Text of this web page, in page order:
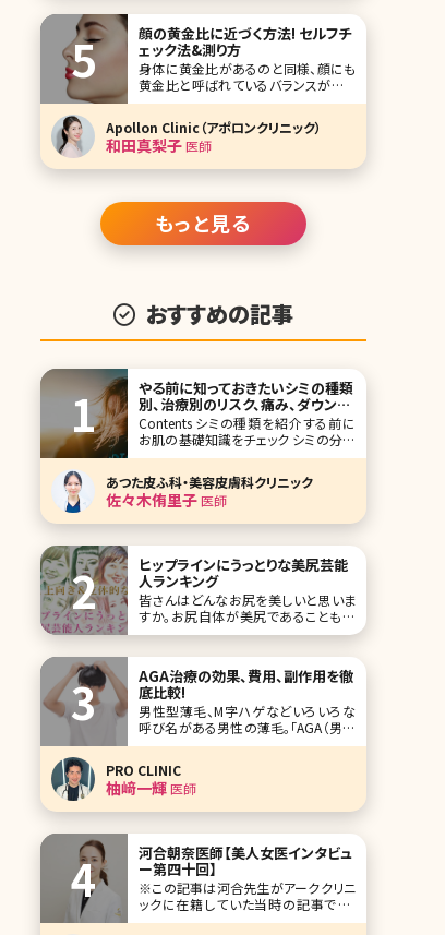
顔の黄金比に近づく方法! セルフチ
ェック法&測り方
身体に黄金比があるのと同様、顔にも
黄金比と呼ばれているバランスがあり
ます。また、それを細かく分類すると、顔
全体のバランス、パーツ位置のバラン
ス、各パーツの大きさということになり
ます。それでは、理想的な顔の黄金比に
ついて、専門家の見解を伺ってみること
イン
Apollon Clinic（アポロンクリニック）
和田真梨子医師
もっと見る
おすすめの記事
やる前に知っておきたいシミの種類
別、治療別のリスク、痛み、ダウンタ
イムを現場の経験から解説
Contents シミの種類を紹介する前に
お肌の基礎知識をチェック シミの分類
それぞれのシミに対する治療 【監修医
師からのワンポイント】シミ治療は美容
皮膚科で良く行われる治療です。しかし
安易な治療で思わぬ副反応を経験す
ることも。大切なのは一つ一つのしみ
あつた皮ふ科・美容皮膚科クリニック
佐々木侑里子医師
ヒップラインにうっとりな美尻芸能
人ランキング
皆さんはどんなお尻を美しいと思いま
すか。お尻自体が美尻であることも大
切ですが、全体的なヒップラインがきれ
ント。 日本人の尻回りは欧米の人と比
べ、骨盤の位置がやや後ろで、筋肉の
発達度が弱いため、垂れやすくぺったん
こなお尻が多いと言われています。 し
かし男性が魅
AGA治療の効果、費用、副作用を徹
底比較!
男性型薄毛、M字ハゲなどいろいろな
呼び名がある男性の薄毛。「AGA（男性
型薄毛）は治療できます」というCMを見
治らないと考えている方もいるのでは
ないでしょうか。ここではAGAとはどん
な症状なのか、またどんな
PRO CLINIC
柚﨑一輝医師
河合朝奈医師【美人女医インタビュ
ー第四十回】
※この記事は河合先生がアーククリニ
ックに在籍していた当時の記事です。
人気企画「美人女医インタビュー」第四